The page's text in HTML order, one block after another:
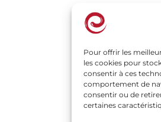
Pour offrir les
les cookies pour
consentir à ces
comportement de
consentir ou de
certaines
Rezepte
Das